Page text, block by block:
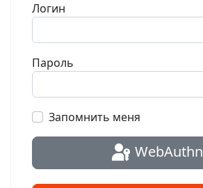
Логин
Пароль
Запомнить меня
WebAuthn